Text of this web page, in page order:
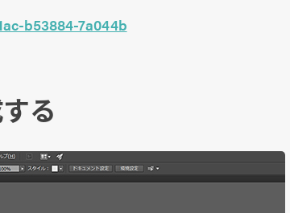
b53884-7a044b
る